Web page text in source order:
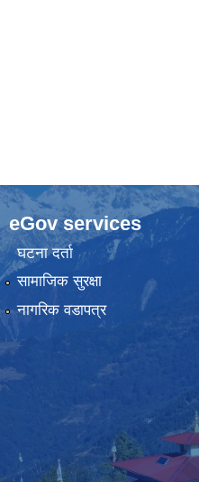
eGov services
घटना दर्ता
सामाजिक सुरक्षा
नागरिक वडापत्र